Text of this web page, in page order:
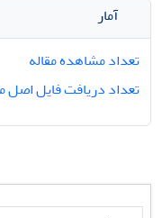
آمار
تعداد مشاهده مقاله
تعداد دریافت فایل اصل